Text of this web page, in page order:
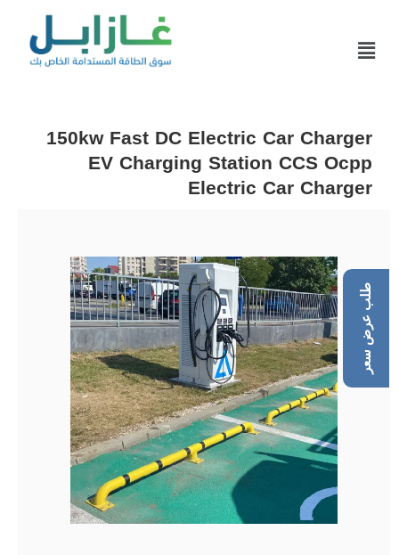
150kw Fast DC Electric Car Charger
EV Charging Station CCS Ocpp
Electric Car Charger
طلب عرض سعر